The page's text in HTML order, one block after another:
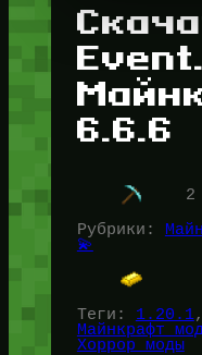
6.6.6
2
Рубрики:
💫
Теги: 1.20.1
Майнкрафт
Хоррор моды